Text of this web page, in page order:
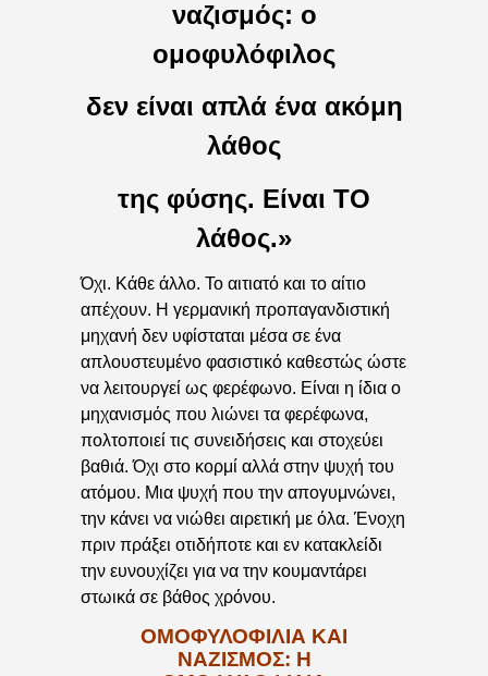
ναζισμός: ο
ομοφυλόφιλος
δεν είναι απλά ένα ακόμη
λάθος
της φύσης. Είναι ΤΟ
λάθος.»
Όχι. Κάθε άλλο. Το αιτιατό και το αίτιο
απέχουν. Η γερμανική προπαγανδιστική
μηχανή δεν υφίσταται μέσα σε ένα
απλουστευμένο φασιστικό καθεστώς ώστε
να λειτουργεί ως φερέφωνο. Είναι η ίδια ο
μηχανισμός που λιώνει τα φερέφωνα,
πολτοποιεί τις συνειδήσεις και στοχεύει
βαθιά. Όχι στο κορμί αλλά στην ψυχή του
ατόμου. Μια ψυχή που την απογυμνώνει,
την κάνει να νιώθει αιρετική με όλα. Ένοχη
πριν πράξει οτιδήποτε και εν κατακλείδι
την ευνουχίζει για να την κουμαντάρει
στωικά σε βάθος χρόνου.
ΟΜΟΦΥΛΟΦΙΛΙΑ ΚΑΙ
ΝΑΖΙΣΜΟΣ: Η